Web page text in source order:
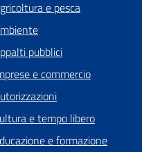
e pesca
pubblici
e commercio
e tempo libero
e formazione